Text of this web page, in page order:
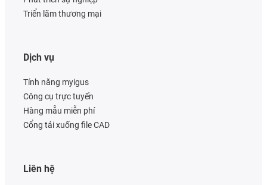
Triển lãm thương mại
Dịch vụ
Tính năng myigus
Công cụ trực tuyến
Hàng mẫu miễn phí
Cổng tải xuống file CAD
Liên hệ